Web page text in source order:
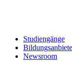
Studiengänge
Newsroom